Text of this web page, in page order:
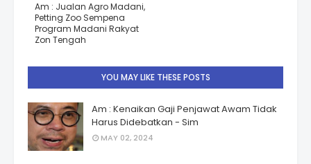
Am : Jualan Agro Madani,
Petting Zoo Sempena
Program Madani Rakyat
Zon Tengah
YOU MAY LIKE THESE POSTS
Am : Kenaikan Gaji Penjawat Awam Tidak
Harus Didebatkan - Sim
MAY 02, 2024